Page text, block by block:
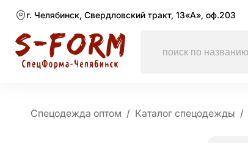
г. Челябинск, Свердловский тракт, 13«А», оф.203
Спецодежда оптом Каталог спецодежды